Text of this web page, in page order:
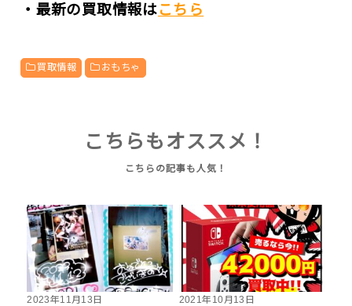
・最新の買取情報はこちら
買取情報 おもちゃ
こちらもオススメ！
2023年11月13日
2021年10月13日